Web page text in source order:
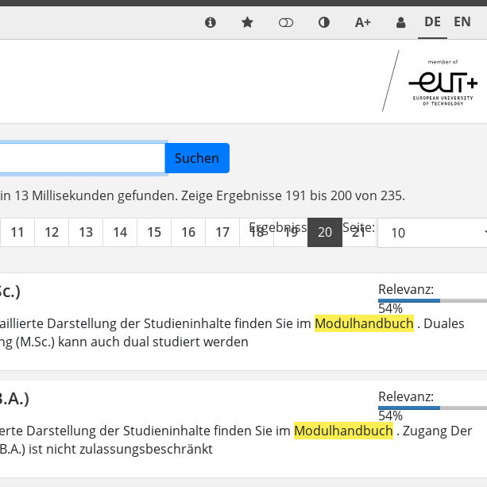
A+ DE EN
Suchen
13 Millisekunden gefunden. Zeige Ergebnisse 191 bis 200 von 235.
11 12 13 14 15 16 17 18 19 20 21 22
Ergebnisse pro Seite:
Relevanz:
54%
Darstellung der Studieninhalte finden Sie im Modulhandbuch . Duales
(M.Sc.) kann auch dual studiert werden
Relevanz:
54%
Darstellung der Studieninhalte finden Sie im Modulhandbuch . Zugang Der
ist nicht zulassungsbeschränkt